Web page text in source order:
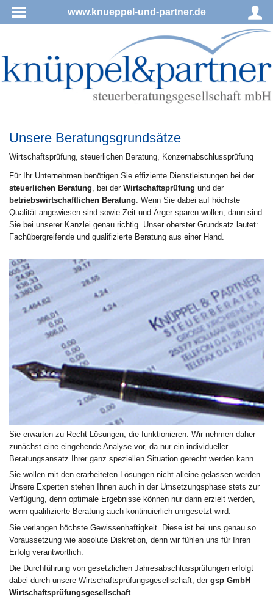
www.knueppel-und-partner.de
Unsere Beratungsgrundsätze
Wirt­schafts­prü­fung, steu­er­li­chen Be­ra­tung, Konzernabschlussprüfung
Für Ihr Unternehmen benötigen Sie effiziente Dienstleistungen bei der
steuerlichen Beratung, bei der Wirtschaftsprüfung und der
betriebswirtschaftlichen Beratung. Wenn Sie dabei auf höchste
Qualität angewiesen sind sowie Zeit und Ärger sparen wollen, dann sind
Sie bei unserer Kanzlei genau richtig. Unser oberster Grundsatz lautet:
Fachübergreifende und qualifizierte Beratung aus einer Hand.
Sie erwarten zu Recht Lösungen, die funktionieren. Wir nehmen daher
zunächst eine eingehende Analyse vor, da nur ein individueller
Beratungsansatz Ihrer ganz speziellen Situation gerecht werden kann.
Sie wollen mit den erarbeiteten Lösungen nicht alleine gelassen werden.
Unsere Experten stehen Ihnen auch in der Umsetzungsphase stets zur
Verfügung, denn optimale Ergebnisse können nur dann erzielt werden,
wenn qualifizierte Beratung auch kontinuierlich umgesetzt wird.
Sie verlangen höchste Gewissenhaftigkeit. Diese ist bei uns genau so
Voraussetzung wie absolute Diskretion, denn wir fühlen uns für Ihren
Erfolg verantwortlich.
Die Durchführung von gesetzlichen Jahresabschlussprüfungen erfolgt
dabei durch unsere Wirtschaftsprüfungsgesellschaft, der gsp GmbH
Wirtschaftsprüfungsgesellschaft.